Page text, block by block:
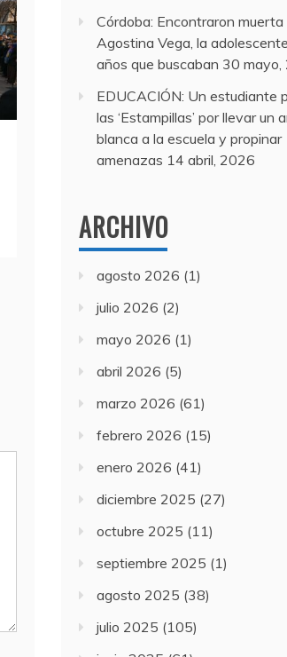
Córdoba: Encontraron muerta
Agostina Vega, la
años que buscaban 30 mayo,
EDUCACIÓN: Un estudiante
las ‘Estampillas’ por llevar un
blanca a la escuela y propinar
amenazas 14 abril, 2026
ARCHIVO
agosto 2026 (1)
julio 2026 (2)
mayo 2026 (1)
abril 2026 (5)
marzo 2026 (61)
febrero 2026 (15)
enero 2026 (41)
diciembre 2025 (27)
octubre 2025 (11)
septiembre 2025 (1)
agosto 2025 (38)
julio 2025 (105)